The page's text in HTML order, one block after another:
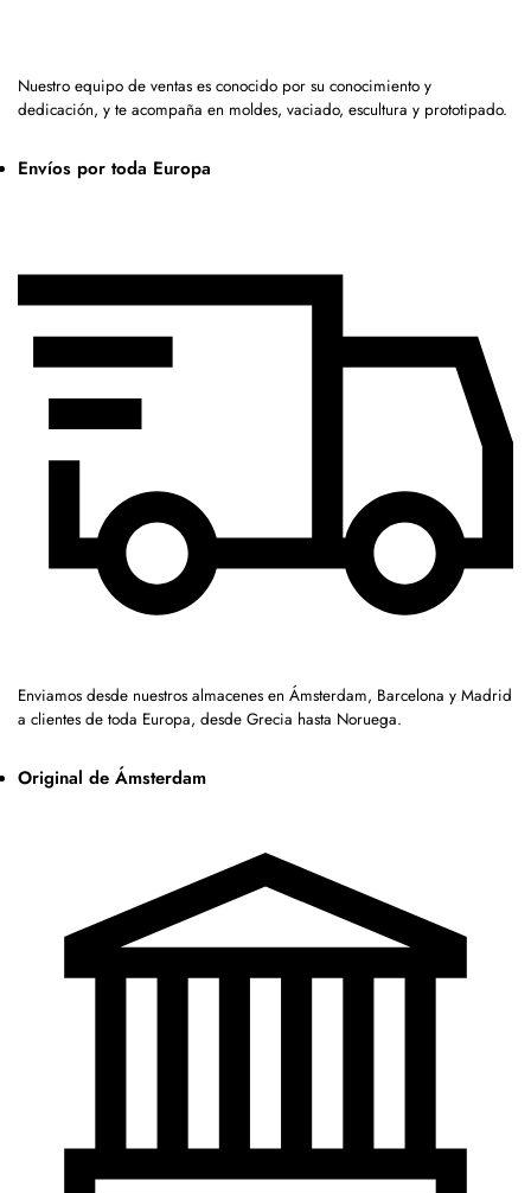
Nuestro equipo de ventas es conocido por su conocimiento y
dedicación, y te acompaña en moldes, vaciado, escultura y prototipado.
Envíos por toda Europa
Enviamos desde nuestros almacenes en Ámsterdam, Barcelona y Madrid
a clientes de toda Europa, desde Grecia hasta Noruega.
Original de Ámsterdam